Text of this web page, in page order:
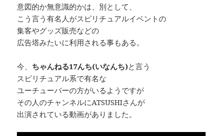
意図的か無意識的かは、別として、
こう言う有名人がスピリチュアルイベントの
集客やグッズ販売などの
広告塔みたいに利用される事もある。
今、 ちゃんねる17んち(いなんち)と言う
スピリチュアル系で有名な
ユーチューバーの方がいるようですが
その人のチャンネルにATSUSHIさんが
出演されている動画がありました。